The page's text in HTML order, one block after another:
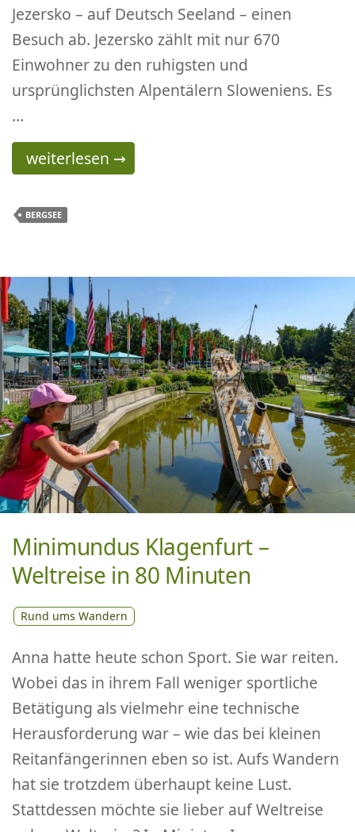
Jezersko – auf Deutsch Seeland – einen
Besuch ab. Jezersko zählt mit nur 670
Einwohner zu den ruhigsten und
ursprünglichsten Alpentälern Sloweniens. Es
…
Wanderung in Jezersko
weiterlesen →
BERGSEE
Minimundus Klagenfurt –
Weltreise in 80 Minuten
Rund ums Wandern
Anna hatte heute schon Sport. Sie war reiten.
Wobei das in ihrem Fall weniger sportliche
Betätigung als vielmehr eine technische
Herausforderung war – wie das bei kleinen
Reitanfängerinnen eben so ist. Aufs Wandern
hat sie trotzdem überhaupt keine Lust.
Stattdessen möchte sie lieber auf Weltreise